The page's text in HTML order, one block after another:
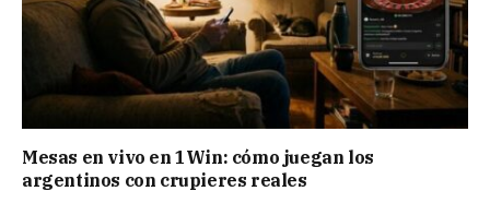
Mesas en vivo en 1Win: cómo juegan los
argentinos con crupieres reales